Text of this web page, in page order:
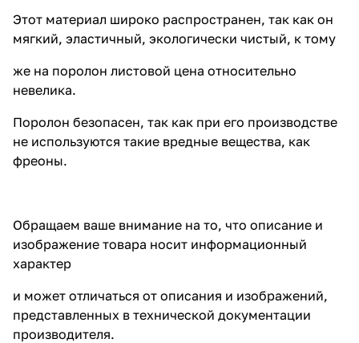
Этот материал широко распространен, так как он
мягкий, эластичный, экологически чистый, к тому
же на поролон листовой цена относительно
невелика.
Поролон безопасен, так как при его производстве
не используются такие вредные вещества, как
фреоны.
Обращаем ваше внимание на то, что описание и
изображение товара носит информационный
характер
и может отличаться от описания и изображений,
представленных в технической документации
производителя.